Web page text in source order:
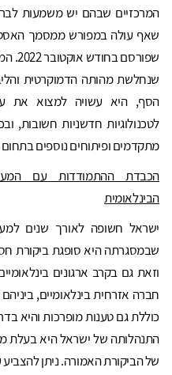
המרכזיים שבהם יש משמעות
שאף עולה במפורש ממסמך
שנחלשת מהותה הדמוקרטית
הסף, היא עשויה למצוא את
לטכנולוגיות חדשניות חשובות,
מתקדמים ופיתוחים נוספים
הכבדת ההתמודדות עם
הבינלאומית
ישראל חשופה לאורך שנים
שבמסגרתה היא סופגת ביקורת
וזאת גם בקרב ארגונים
כוללת גם טענות מופרכות והיא
התנהלותה של ישראל היא בעלת
של הביקורת האמורה. ניתן